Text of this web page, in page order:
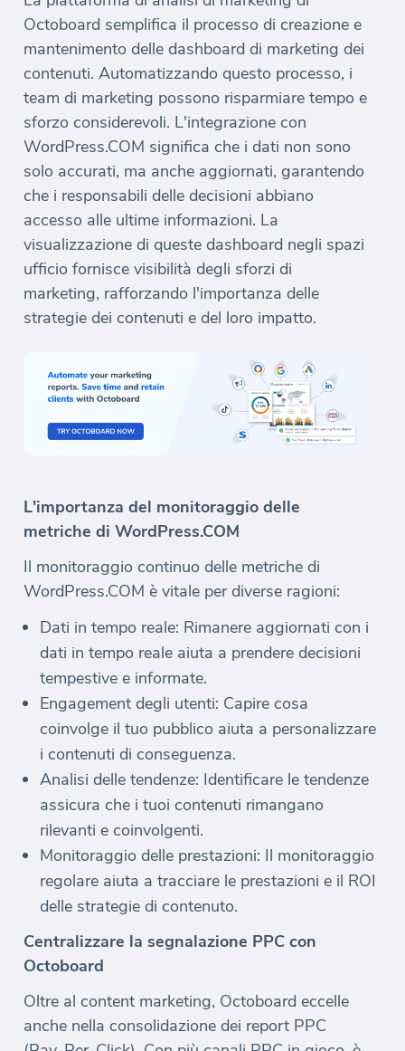
Octoboard semplifica il processo di creazione e
mantenimento delle dashboard di marketing dei
contenuti. Automatizzando questo processo, i
team di marketing possono risparmiare tempo e
sforzo considerevoli. L'integrazione con
WordPress.COM significa che i dati non sono
solo accurati, ma anche aggiornati, garantendo
che i responsabili delle decisioni abbiano
accesso alle ultime informazioni. La
visualizzazione di queste dashboard negli spazi
ufficio fornisce visibilità degli sforzi di
marketing, rafforzando l'importanza delle
strategie dei contenuti e del loro impatto.
L'importanza del monitoraggio delle
metriche di WordPress.COM
Il monitoraggio continuo delle metriche di
WordPress.COM è vitale per diverse ragioni:
Dati in tempo reale: Rimanere aggiornati con i
dati in tempo reale aiuta a prendere decisioni
tempestive e informate.
Engagement degli utenti: Capire cosa
coinvolge il tuo pubblico aiuta a personalizzare
i contenuti di conseguenza.
Analisi delle tendenze: Identificare le tendenze
assicura che i tuoi contenuti rimangano
rilevanti e coinvolgenti.
Monitoraggio delle prestazioni: Il monitoraggio
regolare aiuta a tracciare le prestazioni e il ROI
delle strategie di contenuto.
Centralizzare la segnalazione PPC con
Octoboard
Oltre al content marketing, Octoboard eccelle
anche nella consolidazione dei report PPC